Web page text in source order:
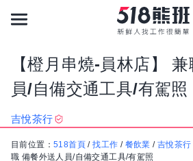
【橙月串燒-員林店】
員/自備交通工具/有駕照
吉悅茶行
目前位置： 518首頁 /找工作 / 餐飲業 /吉悅茶行
職 備餐外送人員/自備交通工具/有駕照